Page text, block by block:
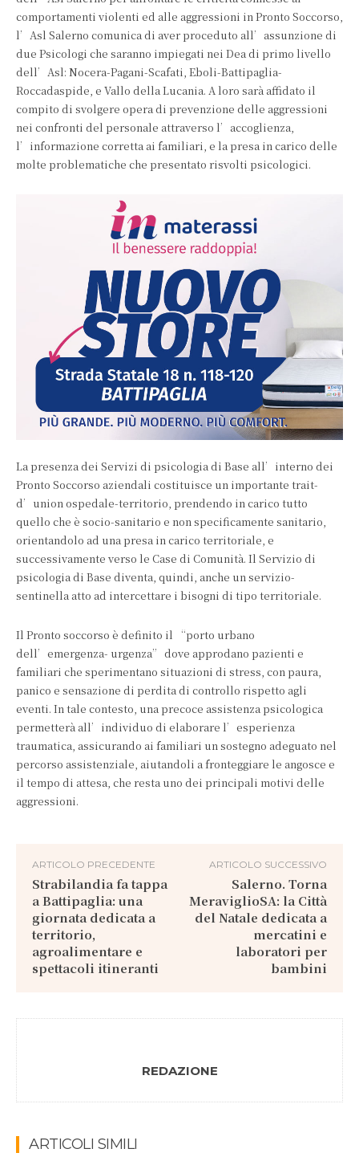
comportamenti violenti ed alle aggressioni in Pronto Soccorso,
l’Asl Salerno comunica di aver proceduto all’assunzione di
due Psicologi che saranno impiegati nei Dea di primo livello
dell’Asl: Nocera-Pagani-Scafati, Eboli-Battipaglia-
Roccadaspide, e Vallo della Lucania. A loro sarà affidato il
compito di svolgere opera di prevenzione delle aggressioni
nei confronti del personale attraverso l’accoglienza,
l’informazione corretta ai familiari, e la presa in carico delle
molte problematiche che presentato risvolti psicologici.
La presenza dei Servizi di psicologia di Base all’interno dei
Pronto Soccorso aziendali costituisce un importante trait-
d’union ospedale-territorio, prendendo in carico tutto
quello che è socio-sanitario e non specificamente sanitario,
orientandolo ad una presa in carico territoriale, e
successivamente verso le Case di Comunità. Il Servizio di
psicologia di Base diventa, quindi, anche un servizio-
sentinella atto ad intercettare i bisogni di tipo territoriale.
Il Pronto soccorso è definito il “porto urbano
dell’emergenza- urgenza” dove approdano pazienti e
familiari che sperimentano situazioni di stress, con paura,
panico e sensazione di perdita di controllo rispetto agli
eventi. In tale contesto, una precoce assistenza psicologica
permetterà all’individuo di elaborare l’esperienza
traumatica, assicurando ai familiari un sostegno adeguato nel
percorso assistenziale, aiutandoli a fronteggiare le angosce e
il tempo di attesa, che resta uno dei principali motivi delle
aggressioni.
ARTICOLO PRECEDENTE
Strabilandia fa tappa
a Battipaglia: una
giornata dedicata a
territorio,
agroalimentare e
spettacoli itineranti
ARTICOLO SUCCESSIVO
Salerno. Torna
MeraviglioSA: la Città
del Natale dedicata a
mercatini e
laboratori per
bambini
REDAZIONE
ARTICOLI SIMILI